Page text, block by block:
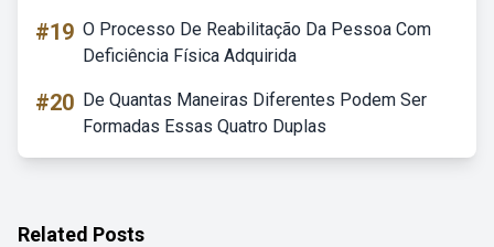
#19 O Processo De Reabilitação Da Pessoa Com
Deficiência Física Adquirida
#20 De Quantas Maneiras Diferentes Podem Ser
Formadas Essas Quatro Duplas
Related Posts